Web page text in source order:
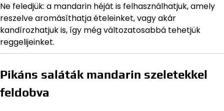
Ne feledjük: a mandarin héját is felhasználhatjuk, amely
reszelve aromásíthatja ételeinket, vagy akár
kandírozhatjuk is, így még változatosabbá tehetjük
reggelijeinket.
Pikáns saláták mandarin szeletekkel
feldobva